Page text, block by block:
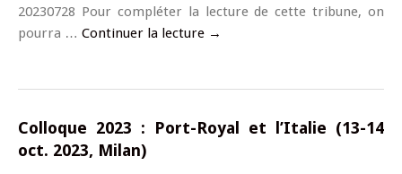
20230728 Pour compléter la lecture de cette tribune, on
pourra … Continuer la lecture →
Colloque 2023 : Port-Royal et l’Italie (13-14
oct. 2023, Milan)